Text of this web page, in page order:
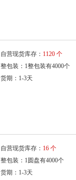
自营现货库存： 1120 个
整包装：1整包装有4000个
货期：1-3天
自营现货库存： 16 个
整包装：1圆盘有4000个
货期：1-3天